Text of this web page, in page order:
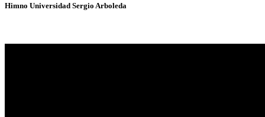
Himno Universidad Sergio Arboleda